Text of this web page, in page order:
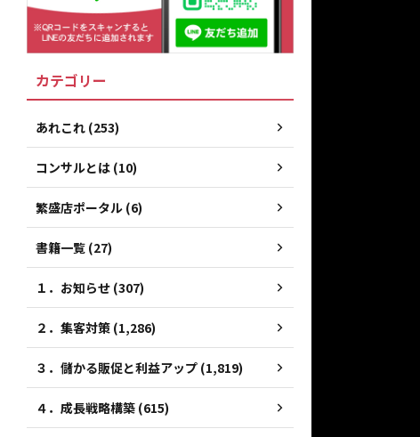
カテゴリー
あれこれ (253)
コンサルとは (10)
繁盛店ポータル (6)
書籍一覧 (27)
１．お知らせ (307)
２．集客対策 (1,286)
３．儲かる販促と利益アップ (1,819)
４．成長戦略構築 (615)